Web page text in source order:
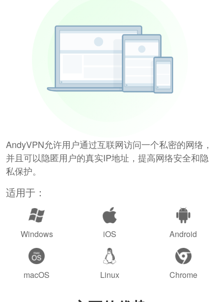
AndyVPN允许用户通过互联网访问一个私密的网络，
并且可以隐匿用户的真实IP地址，提高网络安全和隐
私保护。
适用于：
Windows iOS Android
macOS Linux Chrome